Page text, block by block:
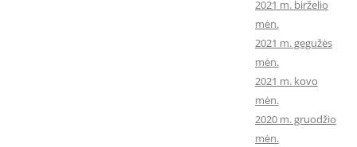
2021 m. birželio
mėn.
2021 m. gegužės
mėn.
2021 m. kovo
mėn.
2020 m. gruodžio
mėn.